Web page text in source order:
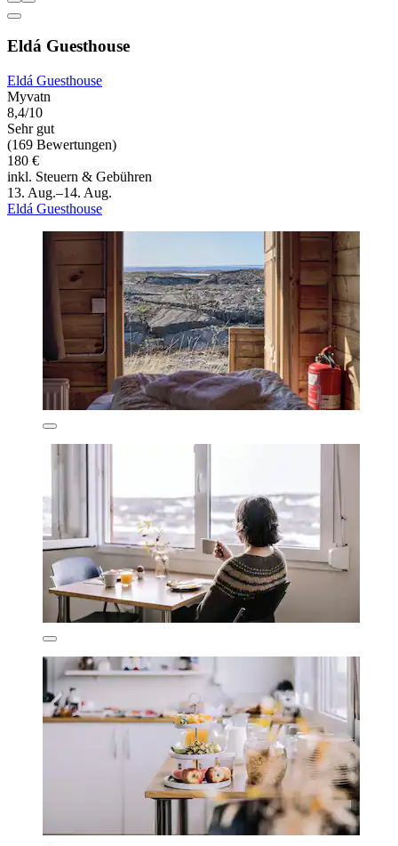
Eldá Guesthouse
Eldá Guesthouse
Myvatn
8,4/10
Sehr gut
(169 Bewertungen)
180 €
inkl. Steuern & Gebühren
13. Aug.–14. Aug.
Eldá Guesthouse